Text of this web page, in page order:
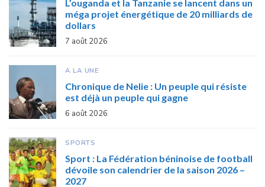
L’ouganda et la Tanzanie se lancent dans un
méga projet énergétique de 20 milliards de
dollars
7 août 2026
A LA UNE
Chronique de Nelie : Un peuple qui résiste
est déjà un peuple qui gagne
6 août 2026
SPORTS
Sport : La Fédération béninoise de football
dévoile son calendrier de la saison 2026 –
2027